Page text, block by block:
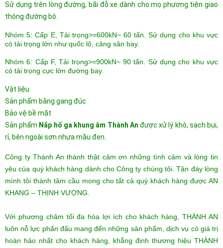
Sử dụng trên lòng đường, bãi đỗ xe dành cho mọ phương tiện giao
thông đường bộ.
Nhóm 5: Cấp E, Tải trọng>=600kN~ 60 tấn. Sử dụng cho khu vực
có tải trọng lớn như quốc lộ, cảng sân bay.
Nhóm 6: Cấp F, Tải trọng>=900kN~ 90 tấn. Sử dụng cho khu vực
có tải trọng cực lớn đường bay.
Vật liệu
Sản phẩm bằng gang đúc
Bảo vệ bề mặt
Sản phẩm Nắp hố ga khung âm Thành An được xử lý khô, sạch bụi,
rỉ, bên ngoài sơn nhựa mầu đen.
Công ty Thành An thành thật cảm ơn những tình cảm và lòng tin
yêu của quý khách hàng dành cho Công ty chúng tôi. Tận đáy lòng
mình tôi thành tâm cầu mong cho tất cả quý khách hàng được AN
KHANG – THỊNH VƯỢNG.
Với phương châm tối đa hóa lợi ích cho khách hàng, THÀNH AN
luôn nỗ lực phấn đấu mang đến những sản phẩm, dịch vụ có giá trị
hoàn hảo nhất cho khách hàng, khẳng định thương hiệu THÀNH